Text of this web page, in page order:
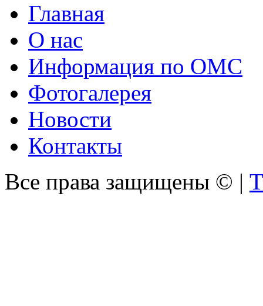
Главная
О нас
Информация по ОМС
Фотогалерея
Новости
Контакты
Все права защищены © |